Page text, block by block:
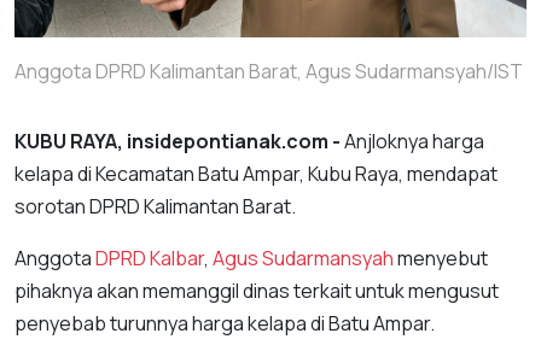
Anggota DPRD Kalimantan Barat, Agus Sudarmansyah/IST
KUBU RAYA, insidepontianak.com -Anjloknya harga
kelapa di Kecamatan Batu Ampar, Kubu Raya, mendapat
sorotan DPRD Kalimantan Barat.
AnggotaDPRD Kalbar, Agus Sudarmansyahmenyebut
pihaknya akan memanggil dinas terkait untuk mengusut
penyebab turunnya harga kelapa di Batu Ampar.